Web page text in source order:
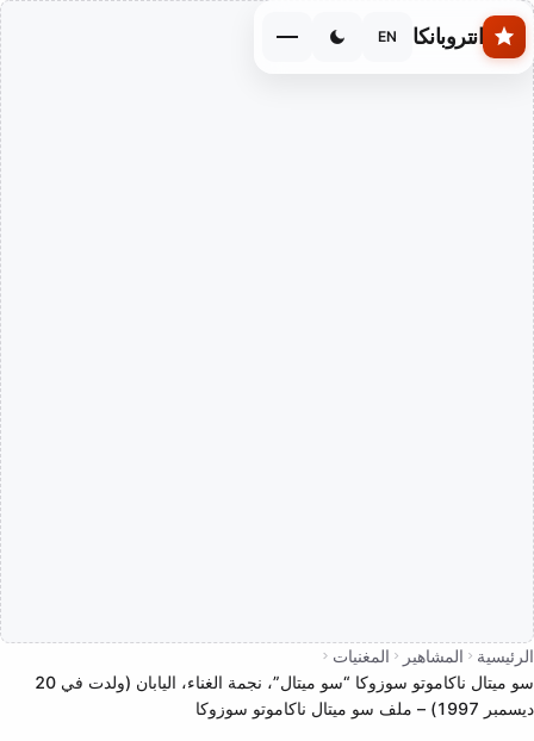
Skip to main content
انتروبانكا EN
الرئيسية المشاهير
المغنيات
سو ميتال ناكاموتو سوزوكا “سو ميتال”، نجمة الغناء، اليابان (ولدت في 20
ديسمبر 1997) – ملف سو ميتال ناكاموتو سوزوكا